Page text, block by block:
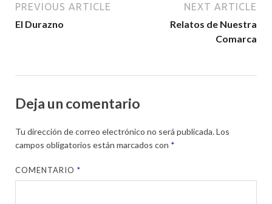
PREVIOUS ARTICLE
El Durazno
NEXT ARTICLE
Relatos de Nuestra
Comarca
Deja un comentario
Tu dirección de correo electrónico no será publicada.Los
campos obligatorios están marcados con *
COMENTARIO*